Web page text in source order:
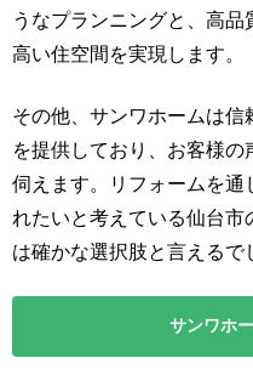
うなプランニングと、高
高い住空間を実現します。
その他、サンワホームは信
を提供しており、お客様
伺えます。リフォームを通
れたいと考えている仙台市
は確かな選択肢と言えるで
サンワホ